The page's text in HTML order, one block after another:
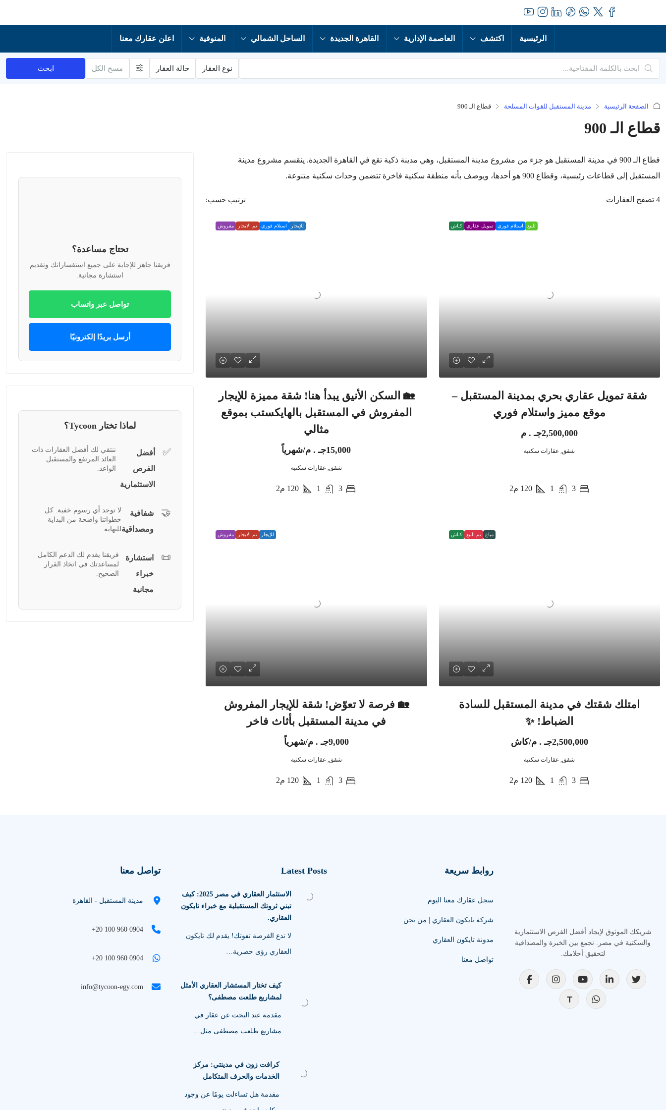
الرئيسية اكتشف العاصمة الإدارية القاهرة الجديدة الساحل الشمالي المنوفية اعلن عقارك معنا
نوع العقار حالة العقار مسح الكل ابحث
الصفحة الرئيسية مدينة المستقبل للقوات المسلحة قطاع الـ 900
قطاع الـ 900
قطاع الـ 900 في مدينة المستقبل هو جزء من مشروع مدينة المستقبل، وهي مدينة ذكية تقع في القاهرة الجديدة. ينقسم مشروع مدينة
المستقبل إلى قطاعات رئيسية، وقطاع 900 هو أحدها، ويوصف بأنه منطقة سكنية فاخرة تتضمن وحدات سكنية متنوعة.
4 تصفح العقارات ترتيب حسب:
للبيع استلام فوري تمويل عقاري كـاش
شقة تمويل عقاري بحري بمدينة المستقبل –
موقع مميز واستلام فوري
2,500,000جـ . م
شقق, عقارات سكنية
3
1
120 م2
للإيجار استلام فوري تم الايجار مفروش
🏡 السكن الأنيق يبدأ هنا! شقة مميزة للإيجار
المفروش في المستقبل بالهايكستب بموقع
مثالي
15,000جـ . م/شهرياً
شقق, عقارات سكنية
3
1
120 م2
مباع تم البيع كـاش
امتلك شقتك في مدينة المستقبل للسادة
الضباط! ✨
2,500,000جـ . م/كاش
شقق, عقارات سكنية
3
1
120 م2
للإيجار تم الايجار مفروش
🏡 فرصة لا تعوّض! شقة للإيجار المفروش
في مدينة المستقبل بأثاث فاخر
9,000جـ . م/شهرياً
شقق, عقارات سكنية
3
1
120 م2
تحتاج مساعدة؟
فريقنا جاهز للإجابة على جميع استفساراتك وتقديم
استشارة مجانية.
تواصل عبر واتساب
أرسل بريدًا إلكترونيًا
لماذا تختار Tycoon؟
✅
أفضل
الفرص
الاستثمارية
ننتقي لك أفضل العقارات ذات
العائد المرتفع والمستقبل
الواعد.
🤝
شفافية
ومصداقية
لا توجد أي رسوم خفية. كل
خطواتنا واضحة من البداية
للنهاية.
📜
استشارة
خبراء
مجانية
فريقنا يقدم لك الدعم الكامل
لمساعدتك في اتخاذ القرار
الصحيح.
شريكك الموثوق لإيجاد أفضل الفرص الاستثمارية
والسكنية في مصر. نجمع بين الخبرة والمصداقية
لتحقيق أحلامك.
روابط سريعة
سجل عقارك معنا اليوم
شركة تايكون العقاري | من نحن
مدونة تايكون العقاري
تواصل معنا
Latest Posts
الاستثمار العقاري في مصر 2025: كيف
تبني ثروتك المستقبلية مع خبراء تايكون
العقاري.
لا تدع الفرصة تفوتك! يقدم لك تايكون
العقاري رؤى حصرية…
كيف تختار المستشار العقاري الأمثل
لمشاريع طلعت مصطفى؟
مقدمة عند البحث عن عقار في
مشاريع طلعت مصطفى مثل…
كرافت زون في مدينتي: مركز
الخدمات والحرف المتكامل
مقدمة هل تساءلت يومًا عن وجود
تواصل معنا
مدينة المستقبل - القاهرة
+20 100 960 0904
+20 100 960 0904
info@tycoon-egy.com